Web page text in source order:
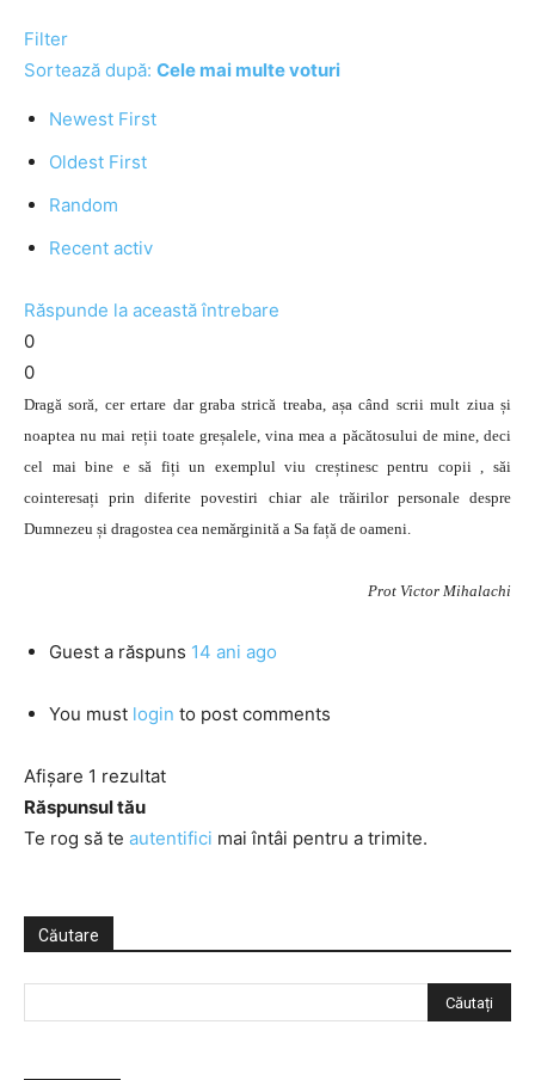
Filter
Sortează după: Cele mai multe voturi
Newest First
Oldest First
Random
Recent activ
Răspunde la această întrebare
0
0
Dragă soră, cer ertare dar graba strică treaba, așa când scrii mult ziua și
noaptea nu mai reții toate greșalele, vina mea a păcătosului de mine, deci
cel mai bine e să fiți un exemplul viu creștinesc pentru copii , săi
cointeresați prin diferite povestiri chiar ale trăirilor personale despre
Dumnezeu și dragostea cea nemărginită a Sa față de oameni.
Prot Victor Mihalachi
Guest a răspuns 14 ani ago
You must login to post comments
Afișare 1 rezultat
Răspunsul tău
Te rog să te autentifici mai întâi pentru a trimite.
Căutare